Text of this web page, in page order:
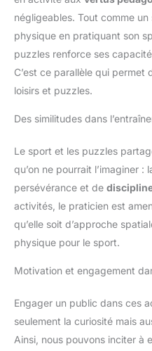
négligeables. Tout comme
physique en pratiquant son
puzzles renforce ses
C’est ce parallèle qui permet
loisirs et puzzles.
Des similitudes dans
Le sport et les puzzles
qu’on ne pourrait l’imaginer
persévérance et de
activités, le praticien est
qu’elle soit d’approche
physique pour le sport.
Motivation et engagement
Engager un public dans ces
seulement la curiosité mais
Ainsi, nous pouvons inciter à